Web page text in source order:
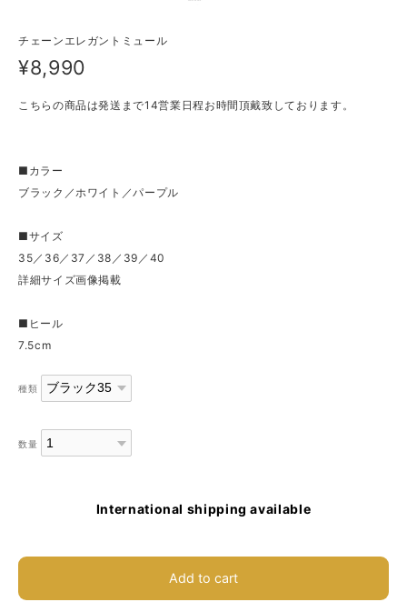
チェーンエレガントミュール
¥8,990
こちらの商品は発送まで14営業日程お時間頂戴致しております。
■カラー
ブラック／ホワイト／パープル
■サイズ
35／36／37／38／39／40
詳細サイズ画像掲載
■ヒール
7.5cm
種類
数量
International shipping available
Add to cart